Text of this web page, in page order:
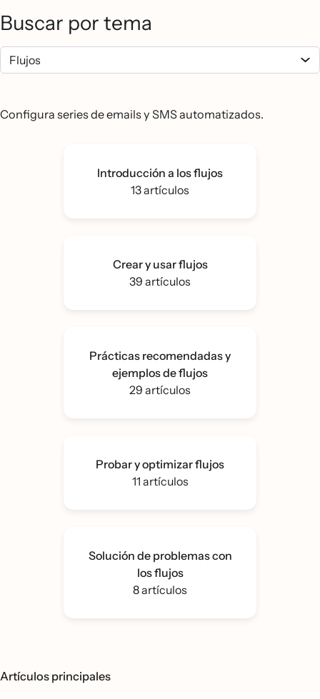
Buscar por tema
Configura series de emails y SMS automatizados.
Introducción a los flujos
13 artículos
Crear y usar flujos
39 artículos
Prácticas recomendadas y
ejemplos de flujos
29 artículos
Probar y optimizar flujos
11 artículos
Solución de problemas con
los flujos
8 artículos
Artículos principales